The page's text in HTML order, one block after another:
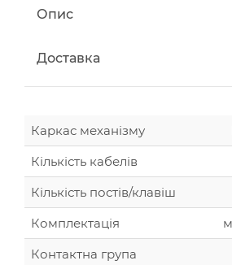
Опис
Доставка
Каркас механізму
Кількість кабелів
Кількість постів/клавіш
Комплектація
Контактна група